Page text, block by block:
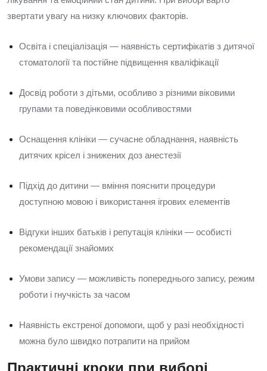
звертати увагу на низку ключових факторів.
Освіта і спеціалізація — наявність сертифікатів з дитячої
стоматології та постійне підвищення кваліфікації
Досвід роботи з дітьми, особливо з різними віковими
групами та поведінковими особливостями
Оснащення клініки — сучасне обладнання, наявність
дитячих крісел і знижених доз анестезії
Підхід до дитини — вміння пояснити процедури
доступною мовою і використання ігрових елементів
Відгуки інших батьків і репутація клініки — особисті
рекомендації знайомих
Умови запису — можливість попереднього запису, режим
роботи і гнучкість за часом
Наявність екстреної допомоги, щоб у разі необхідності
можна було швидко потрапити на прийом
Практичні кроки при виборі